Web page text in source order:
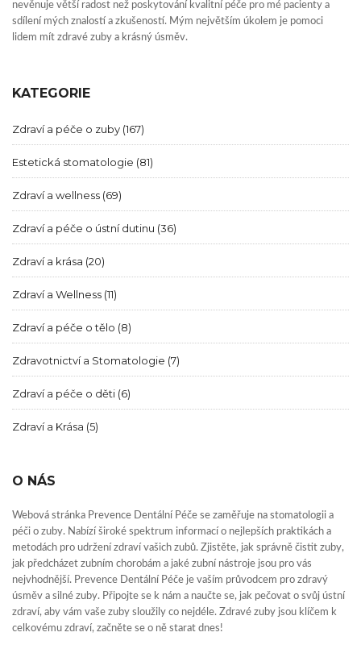
nevěnuje větší radost než poskytování kvalitní péče pro mé pacienty a
sdílení mých znalostí a zkušeností. Mým největším úkolem je pomoci
lidem mít zdravé zuby a krásný úsměv.
KATEGORIE
Zdraví a péče o zuby (167)
Estetická stomatologie (81)
Zdraví a wellness (69)
Zdraví a péče o ústní dutinu (36)
Zdraví a krása (20)
Zdraví a Wellness (11)
Zdraví a péče o tělo (8)
Zdravotnictví a Stomatologie (7)
Zdraví a péče o děti (6)
Zdraví a Krása (5)
O NÁS
Webová stránka Prevence Dentální Péče se zaměřuje na stomatologii a
péči o zuby. Nabízí široké spektrum informací o nejlepších praktikách a
metodách pro udržení zdraví vašich zubů. Zjistěte, jak správně čistit zuby,
jak předcházet zubním chorobám a jaké zubní nástroje jsou pro vás
nejvhodnější. Prevence Dentální Péče je vaším průvodcem pro zdravý
úsměv a silné zuby. Připojte se k nám a naučte se, jak pečovat o svůj ústní
zdraví, aby vám vaše zuby sloužily co nejdéle. Zdravé zuby jsou klíčem k
celkovému zdraví, začněte se o ně starat dnes!